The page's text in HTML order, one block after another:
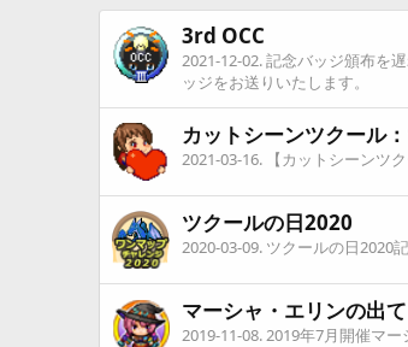
3rd OCC
2021-12-02. 記念バッジ頒布を
ッジをお送りいたします。
カットシーンツクール
2021-03-16. 【カットシーンツ
ツクールの日2020
2020-03-09. ツクールの日2020
マーシャ・エリンの出
2019-11-08. 2019年7月開催マ